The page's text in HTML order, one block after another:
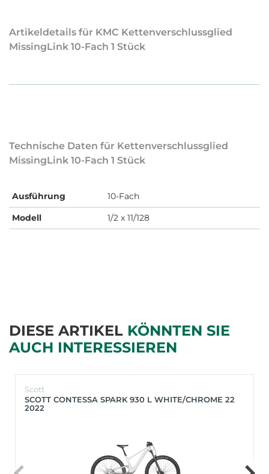
Artikeldetails für KMC Kettenverschlussglied
MissingLink 10-Fach 1 Stück
Technische Daten für Kettenverschlussglied
MissingLink 10-Fach 1 Stück
Ausführung
10-Fach
Modell
1/2 x 11/128
DIESE ARTIKEL KÖNNTEN SIE
AUCH INTERESSIEREN
Scott
SCOTT CONTESSA SPARK 930 L WHITE/CHROME 22
2022